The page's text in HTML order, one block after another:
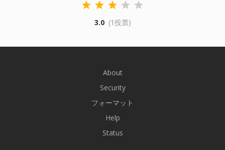
3.0 (1投票)
About
Security
フォーマット
Help
Status